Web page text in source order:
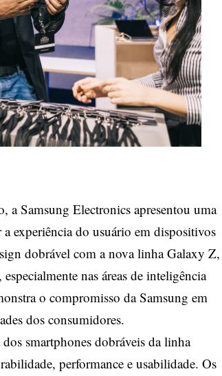
Samsung Electronics apresentou uma
experiência do usuário em dispositivos
dobrável com a nova linha Galaxy Z,
nas áreas de inteligência
o compromisso da Samsung em
dos consumidores.
smartphones dobráveis da linha
performance e usabilidade. Os